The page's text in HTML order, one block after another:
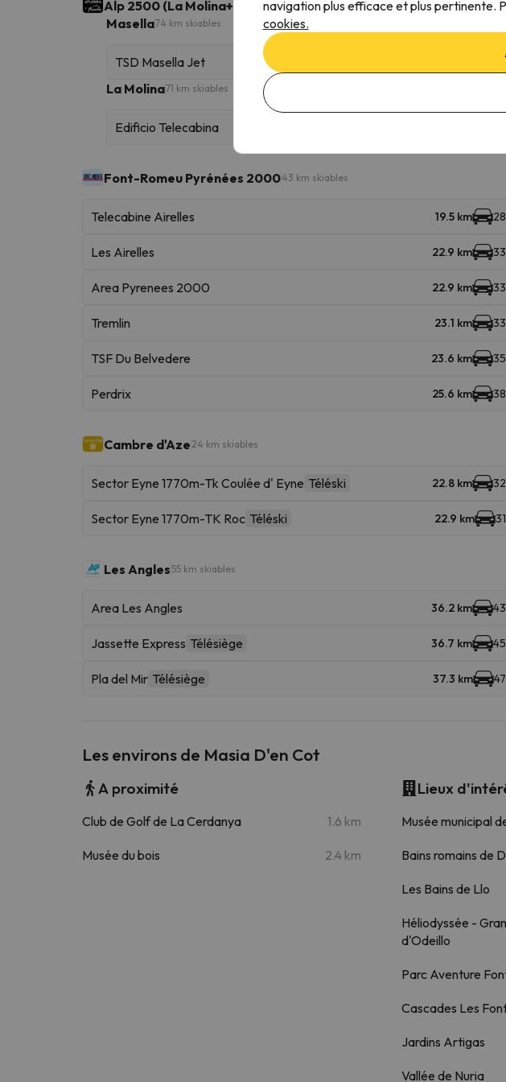
Alp 2500 (La Molina+Masella) Domaine skiable 145 km skiables
Masella74 km skiables
TSD Masella Jet
La Molina71 km skiables
Edificio Telecabina
Font-Romeu Pyrénées 200043 km skiables
Telecabine Airelles 19.5 km
Les Airelles 22.9 km
Area Pyrenees 2000 22.9 km
Tremlin 23.1 km
TSF Du Belvedere 23.6 km
Perdrix 25.6 km
Cambre d'Aze 24 km skiables
Sector Eyne 1770m-Tk Coulée d' Eyne Téléski 22.8 km
Sector Eyne 1770m-TK Roc Téléski 22.9 km
Les Angles 55 km skiables
Area Les Angles 36.2 km
Jassette Express Télésiège 36.7 km
Pla del Mir Télésiège 37.3 km
Les environs de Masia D'en Cot
A proximité
Club de Golf de La Cerdanya 1.6 km
Musée du bois 2.4 km
Lieux
Musée municipal
Bains romains de
Les Bains de Llo
Héliodyssée -
d'Odeillo
Parc Aventure
Cascades Les
Jardins Artigas
Vallée de Nuria
navigation plus efficace et plus pertinente.
cookies.